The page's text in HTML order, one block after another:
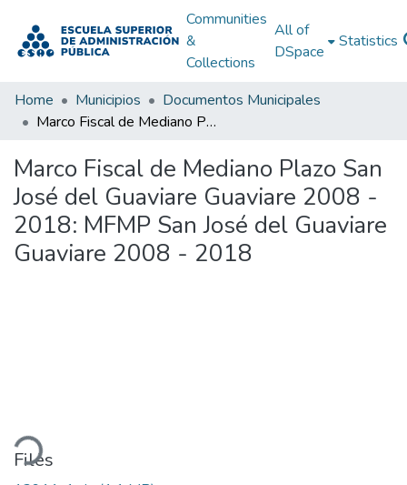
Communities
&
Collections
All of
DSpace
Statistics
Home Municipios
Documentos Municipales
Marco Fiscal de Mediano Plazo San José del Guaviare Guaviare 2008 - 2018: MFMP San José del Guaviare Guaviare 2008 - 2018
Marco Fiscal de Mediano Plazo San
José del Guaviare Guaviare 2008 -
2018: MFMP San José del Guaviare
Guaviare 2008 - 2018
Files